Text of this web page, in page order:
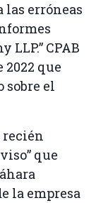
las erróneas
LLP.” CPAB
2022 que
el
que
la empresa